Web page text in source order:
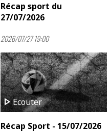
Récap sport du
27/07/2026
2026/07/27 19:00
play_arrowEcouter
Récap Sport - 15/07/2026